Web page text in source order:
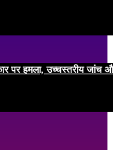
पर हमला, उच्चस्तरीय जांच